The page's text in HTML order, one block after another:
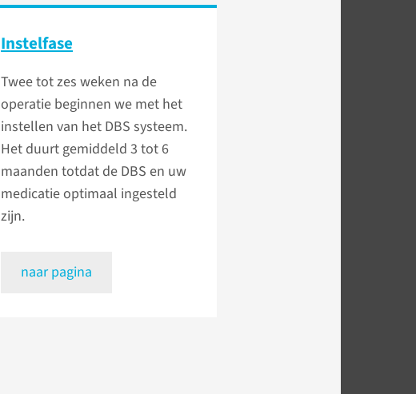
Instelfase
Twee tot zes weken na de
operatie beginnen we met het
instellen van het DBS systeem.
Het duurt gemiddeld 3 tot 6
maanden totdat de DBS en uw
medicatie optimaal ingesteld
zijn.
naar pagina